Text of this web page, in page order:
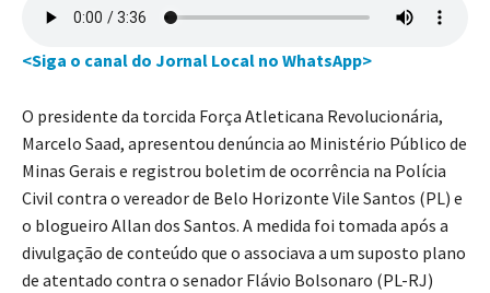
<Siga o canal do Jornal Local no WhatsApp>
O presidente da torcida Força Atleticana Revolucionária,
Marcelo Saad, apresentou denúncia ao Ministério Público de
Minas Gerais e registrou boletim de ocorrência na Polícia
Civil contra o vereador de Belo Horizonte Vile Santos (PL) e
o blogueiro Allan dos Santos. A medida foi tomada após a
divulgação de conteúdo que o associava a um suposto plano
de atentado contra o senador Flávio Bolsonaro (PL-RJ)